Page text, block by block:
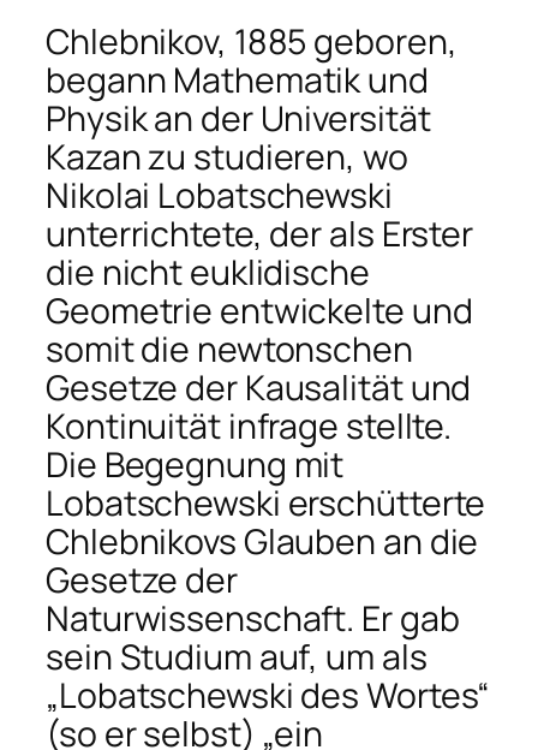
Chlebnikov, 1885 geboren,
begann Mathematik und
Physik an der Universität
Kazan zu studieren, wo
Nikolai Lobatschewski
unterrichtete, der als Erster
die nicht euklidische
Geometrie entwickelte und
somit die newtonschen
Gesetze der Kausalität und
Kontinuität infrage stellte.
Die Begegnung mit
Lobatschewski erschütterte
Chlebnikovs Glauben an die
Gesetze der
Naturwissenschaft. Er gab
sein Studium auf, um als
„Lobatschewski des Wortes“
(so er selbst) „ein